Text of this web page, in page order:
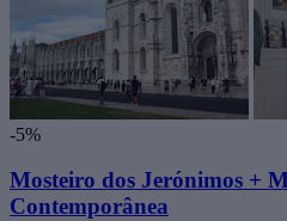
-5%
Mosteiro dos Jerónimos +
Contemporânea